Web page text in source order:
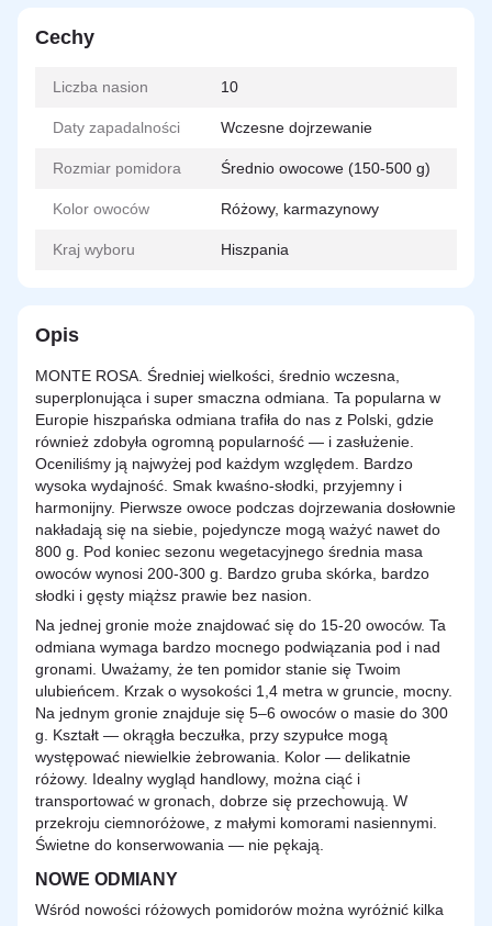
Cechy
Liczba nasion 10
Daty zapadalności Wczesne dojrzewanie
Rozmiar pomidora Średnio owocowe (150-500 g)
Kolor owoców Różowy, karmazynowy
Kraj wyboru Hiszpania
Opis
MONTE ROSA. Średniej wielkości, średnio wczesna,
superplonująca i super smaczna odmiana. Ta popularna w
Europie hiszpańska odmiana trafiła do nas z Polski , gdzie
również zdobyła ogromną popularność — i zasłużenie.
Oceniliśmy ją najwyżej pod każdym względem. Bardzo
wysoka wydajność. Smak kwaśno-słodki, przyjemny i
harmonijny. Pierwsze owoce podczas dojrzewania dosłownie
nakładają się na siebie, pojedyncze mogą ważyć nawet do
800 g. Pod koniec sezonu wegetacyjnego średnia masa
owoców wynosi 200-300 g. Bardzo gruba skórka, bardzo
słodki i gęsty miąższ prawie bez nasion.
Na jednej gronie może znajdować się do 15-20 owoców. Ta
odmiana wymaga bardzo mocnego podwiązania pod i nad
gronami. Uważamy, że ten pomidor stanie się Twoim
ulubieńcem. Krzak o wysokości 1,4 metra w gruncie, mocny.
Na jednym gronie znajduje się 5–6 owoców o masie do 300
g. Kształt — okrągła beczułka, przy szypułce mogą
występować niewielkie żebrowania. Kolor — delikatnie
różowy. Idealny wygląd handlowy, można ciąć i
transportować w gronach, dobrze się przechowują. W
przekroju ciemnoróżowe, z małymi komorami nasiennymi.
Świetne do konserwowania — nie pękają.
NOWE ODMIANY
Wśród nowości różowych pomidorów można wyróżnić kilka